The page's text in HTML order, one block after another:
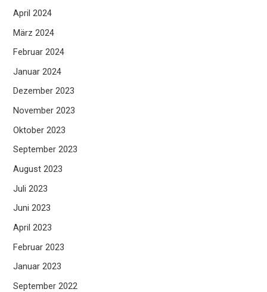
April 2024
März 2024
Februar 2024
Januar 2024
Dezember 2023
November 2023
Oktober 2023
September 2023
August 2023
Juli 2023
Juni 2023
April 2023
Februar 2023
Januar 2023
September 2022